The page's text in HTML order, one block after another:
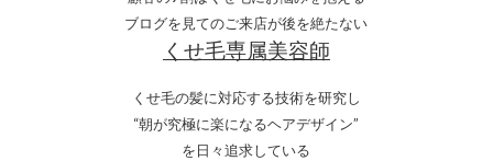
ブログを見てのご来店が後を絶たない
くせ毛専属美容師
くせ毛の髪に対応する技術を研究し
“朝が究極に楽になるヘアデザイン”
を日々追求している